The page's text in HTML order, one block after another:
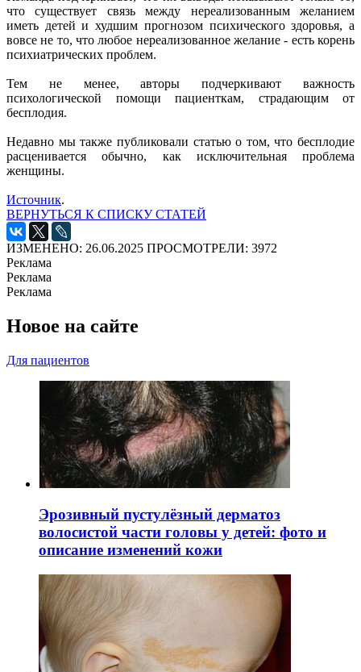
что существует связь между нереализованным желанием
иметь детей и худшим прогнозом психического здоровья, а
вовсе не то, что любое нереализованное желание - есть корень
психиатрических проблем.
Тем не менее, авторы подчеркивают важность
психологической помощи пациенткам, страдающим от
бесплодия.
Недавно мы также публиковали статью о том, что бесплодие
расценивается обычно, как исключительная проблема
женщины.
Источник.
ВЕРНУТЬСЯ К СПИСКУ СТАТЕЙ
ИЗМЕНЕНО: 26.06.2025 ПРОСМОТРЕЛИ: 3972
Реклама
Реклама
Реклама
Новое на сайте
Для пациентов
Эрозивный пустулёзный дерматоз
волосистой части головы у детей: фото и
описание изменений кожи